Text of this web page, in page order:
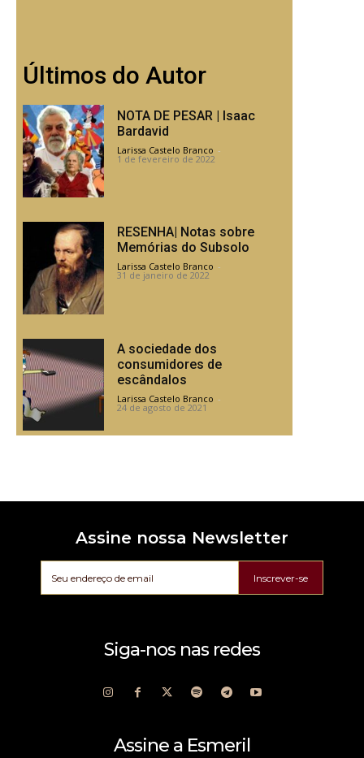
Últimos do Autor
NOTA DE PESAR | Isaac
Bardavid
Larissa Castelo Branco -
1 de fevereiro de 2022
RESENHA| Notas sobre
Memórias do Subsolo
Larissa Castelo Branco -
31 de janeiro de 2022
A sociedade dos
consumidores de
escândalos
Larissa Castelo Branco -
24 de agosto de 2021
Assine nossa Newsletter
Inscrever-se
Siga-nos nas redes
Assine a Esmeril